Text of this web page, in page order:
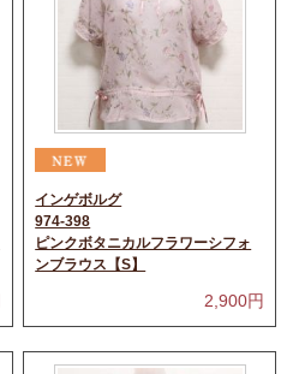
インゲボルグ
974-398
ピンクボタニカルフラワーシフォ
ンブラウス【S】
2,900円